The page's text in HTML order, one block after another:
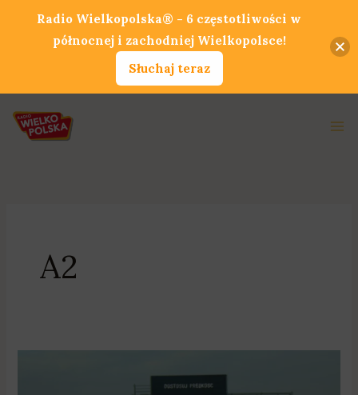
A2
Radio Wielkopolska® - 6 częstotliwości w
północnej i zachodniej Wielkopolsce!
Słuchaj teraz